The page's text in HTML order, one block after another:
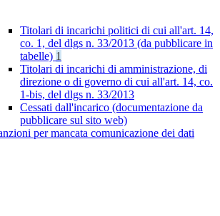
Titolari di incarichi politici di cui all'art. 14,
co. 1, del dlgs n. 33/2013 (da pubblicare in
tabelle) 1
Titolari di incarichi di amministrazione, di
direzione o di governo di cui all'art. 14, co.
1-bis, del dlgs n. 33/2013
Cessati dall'incarico (documentazione da
pubblicare sul sito web)
per mancata comunicazione dei dati